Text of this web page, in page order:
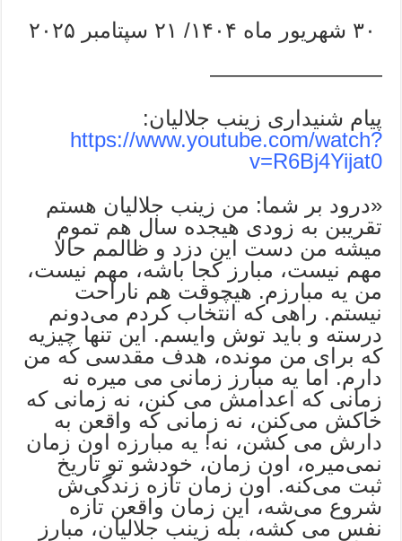
————————
پیام شنیداری زینب جلالیان:
https://www.youtube.com/watch?
v=R6Bj4Yijat0
«درود بر شما: من زینب جلالیان هستم
تقریبن به زودی هیجده سال هم تموم
میشه من دست این دزد و ظالمم حالا
مهم نیست، مبارز کجا باشه، مهم نیست،
‌من یه مبارزم. هیچوقت هم ناراحت
نیستم. راهی که انتخاب کردم می‌دونم
درسته و باید توش وایسم. این تنها چیزیه
که برای من مونده، هدف مقدسی که من
دارم. اما یه مبارز زمانی می میره نه
زمانی که اعدامش می کنن، نه زمانی که
خاکش می‌کنن، ‌نه زمانی که واقعن به
دارش می کشن، نه! یه مبارزه اون زمان
نمی‌میره،‌ اون زمان، خودشو تو تاریخ
ثبت می‌کنه. اون زمان تازه زندگی‌ش
شروع می‌شه، این زمان واقعن تازه
نفس می کشه، بله زینب جلالیان، مبارز